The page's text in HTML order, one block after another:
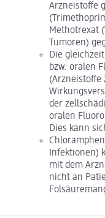
Arzneistoffe
Methotrexat
Tumoren)
Die
bzw. oralen
(Arzneistoffe
der
oralen
Dies kann
Infektionen)
mit dem
nicht an